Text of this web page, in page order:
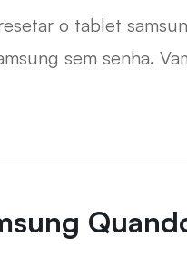
o tablet
sem senha.